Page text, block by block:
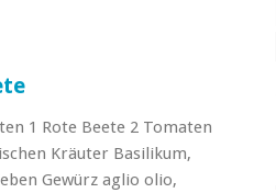
1 Rote Beete 2 Tomaten
Kräuter Basilikum,
Gewürz aglio olio,